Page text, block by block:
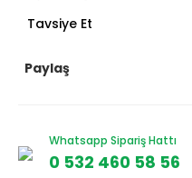
Tavsiye Et
Paylaş
Whatsapp Sipariş Hattı
0 532 460 58 56